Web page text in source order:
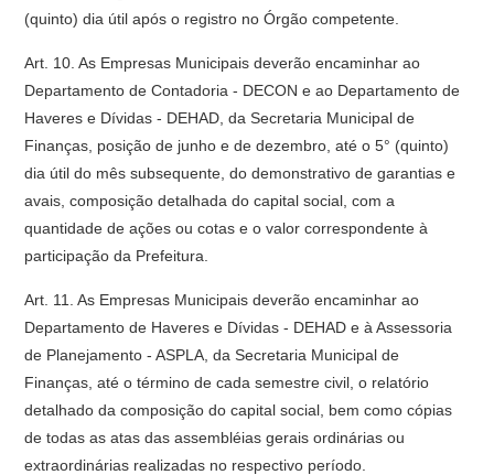
(quinto) dia útil após o registro no Órgão competente.
Art. 10. As Empresas Municipais deverão encaminhar ao
Departamento de Contadoria - DECON e ao Departamento de
Haveres e Dívidas - DEHAD, da Secretaria Municipal de
Finanças, posição de junho e de dezembro, até o 5° (quinto)
dia útil do mês subsequente, do demonstrativo de garantias e
avais, composição detalhada do capital social, com a
quantidade de ações ou cotas e o valor correspondente à
participação da Prefeitura.
Art. 11. As Empresas Municipais deverão encaminhar ao
Departamento de Haveres e Dívidas - DEHAD e à Assessoria
de Planejamento - ASPLA, da Secretaria Municipal de
Finanças, até o término de cada semestre civil, o relatório
detalhado da composição do capital social, bem como cópias
de todas as atas das assembléias gerais ordinárias ou
extraordinárias realizadas no respectivo período.